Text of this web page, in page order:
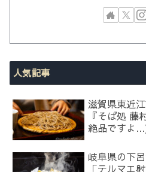
人気記事
滋賀県東近
『そば処 藤
絶品ですよ
岐阜県の下
「テルマエ